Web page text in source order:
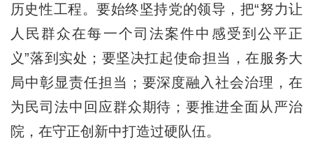
历史性工程。要始终坚持党的领导，把“努力让
人民群众在每一个司法案件中感受到公平正
义”落到实处；要坚决扛起使命担当，在服务大
局中彰显责任担当；要深度融入社会治理，在
为民司法中回应群众期待；要推进全面从严治
院，在守正创新中打造过硬队伍。